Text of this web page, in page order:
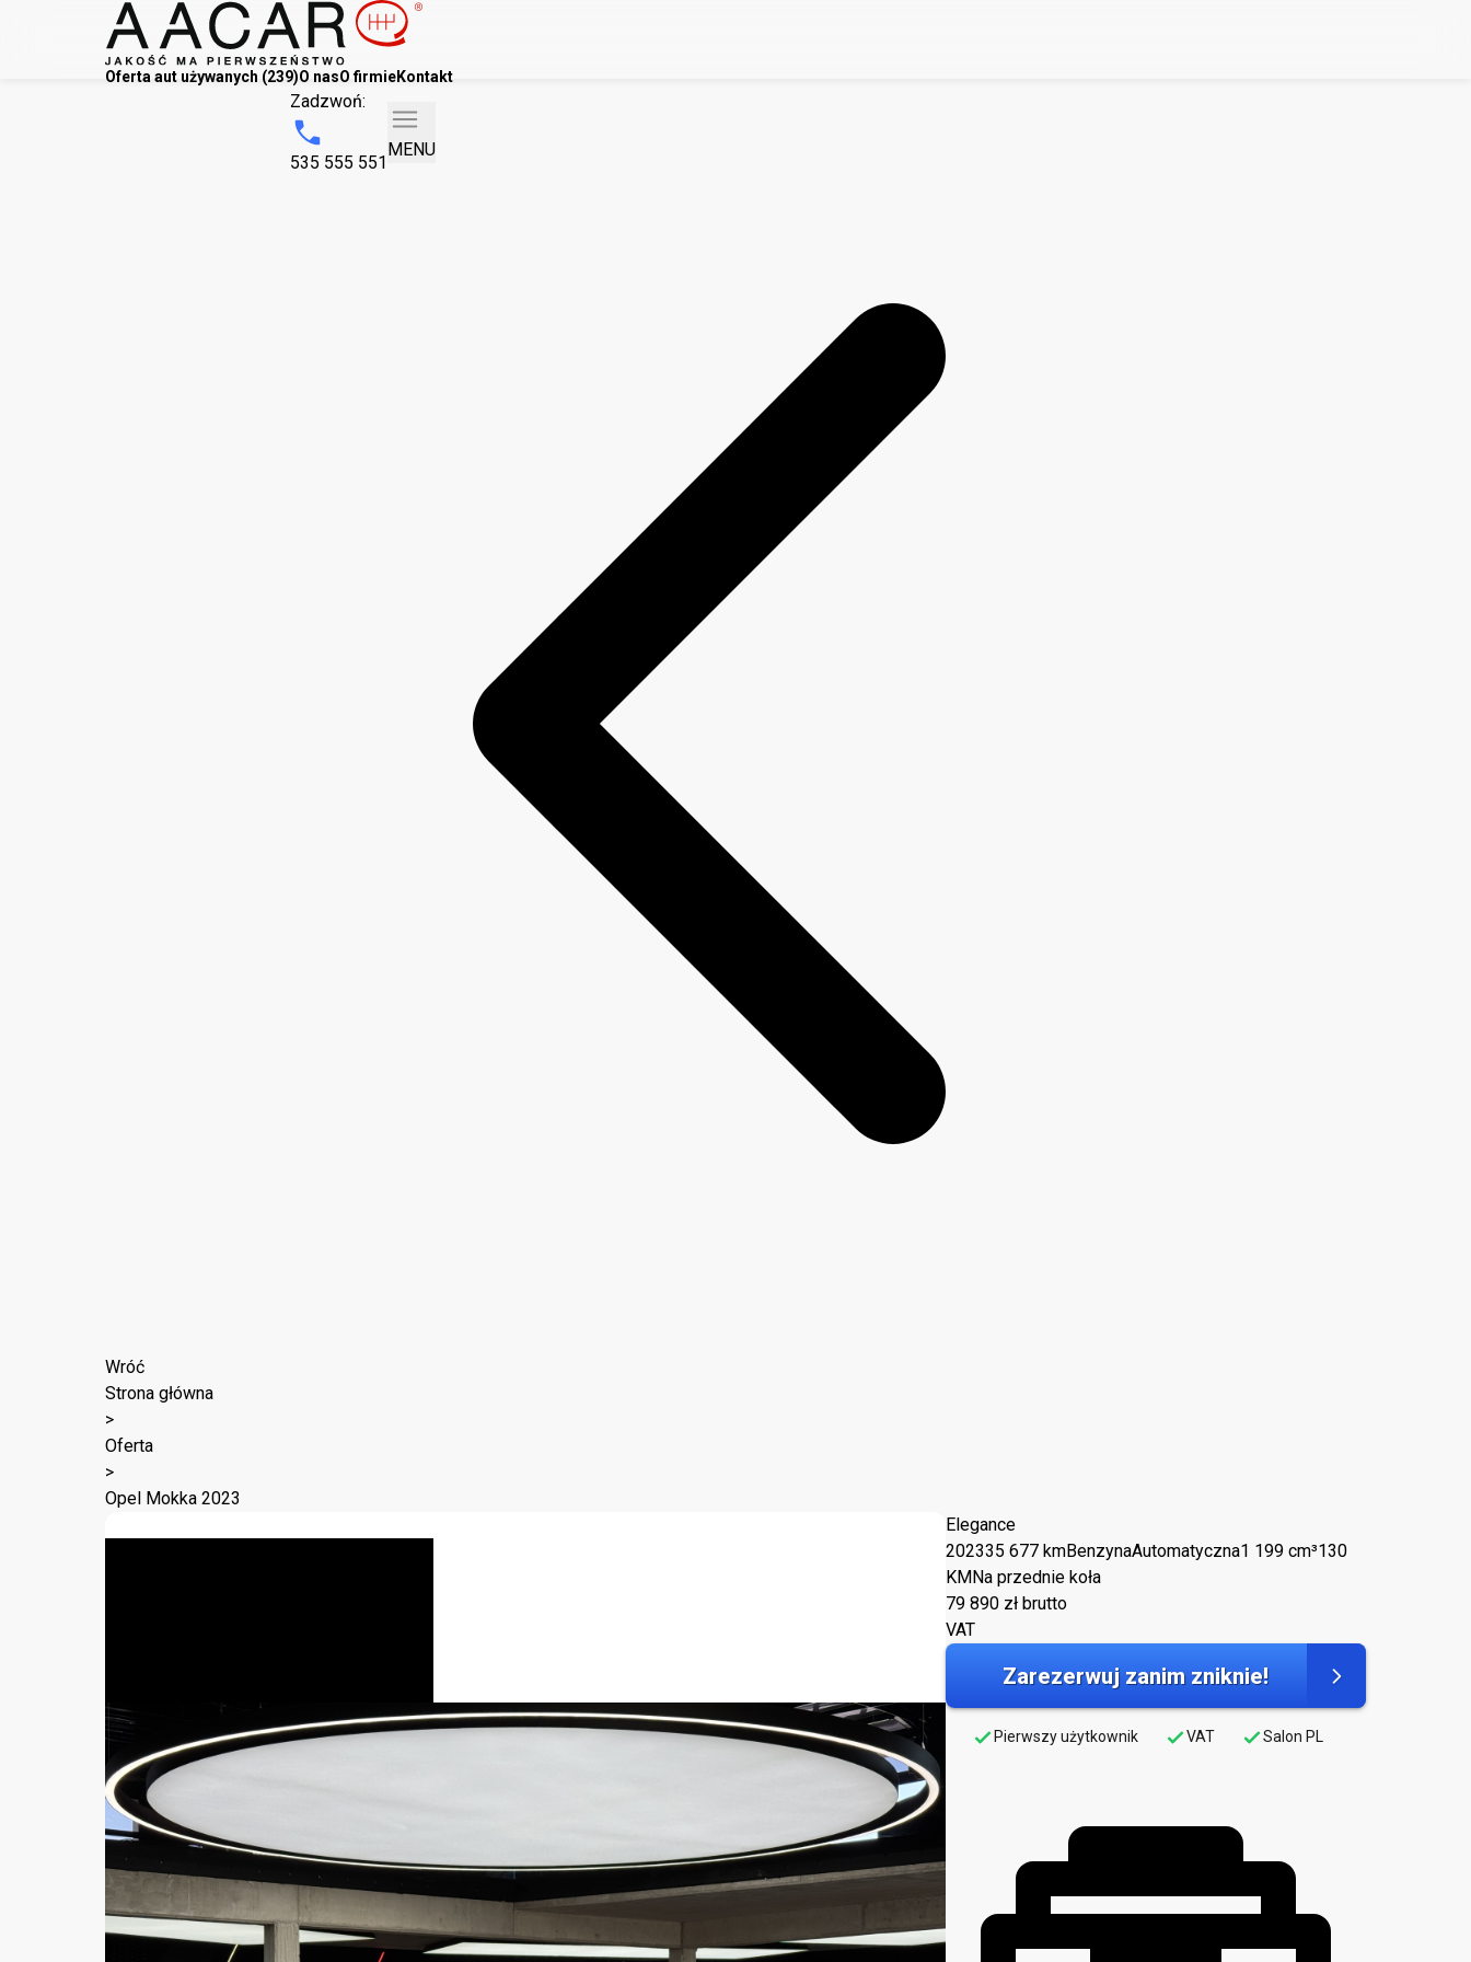
Oferta aut używanych (239)O nasO firmieKontakt
Zadzwoń:
535 555 551
MENU
Wróć
Strona główna
>
Oferta
>
Opel Mokka 2023
Elegance
202335 677 kmBenzynaAutomatyczna1 199 cm³130
KMNa przednie koła
79 890 zł brutto
VAT
Zarezerwuj zanim zniknie!
Pierwszy użytkownik VAT Salon PL